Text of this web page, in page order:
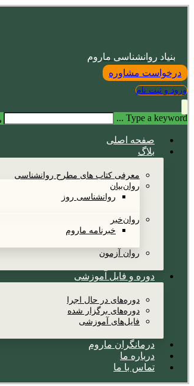
بنیاد روانشناسی ماروم
درخواست مشاوره
ورود و ثبت نام
Type a keyword ...
صفحه اصلی
بلاگ
معرفی کتاب های مطرح روانشناسی
روان‌بیان
روانشناسی روز
روان‌خبر
خبرنامه ماروم
روان آزمون
دوره و فایل آموزشی
دوره‌های در حال اجرا
دوره‌های برگزار شده
فایل‌های آموزشی
درمانگران ماروم
درباره ما
تماس با ما